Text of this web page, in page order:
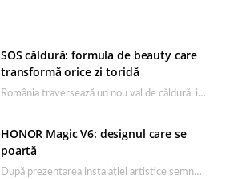
SOS căldură: formula de beauty care
transformă orice zi toridă
România traversează un nou val de căldură, iar rutina de îngrijire capătă un rol esențial…
HONOR Magic V6: designul care se
poartă
După prezentarea instalației artistice semnată de Catrinel Săbăciag în cadrul evenimentului de lansare HONOR Magic…